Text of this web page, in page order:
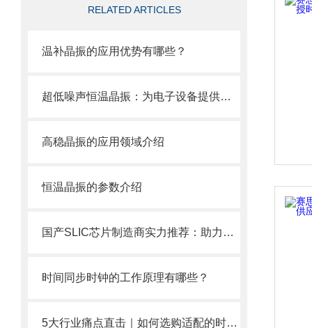
RELATED ARTICLES
温补晶振的应用优势有哪些？
超低噪声恒温晶振：为电子设备提供卓越的频率稳定性
高稳晶振的应用领域介绍
恒温晶振的参数介绍
国产SLIC芯片制造商实力推荐：助力通信设备自主可控
时间同步时钟的工作原理有哪些？
5大行业痛点直击｜如何选购适配的时间服务器？